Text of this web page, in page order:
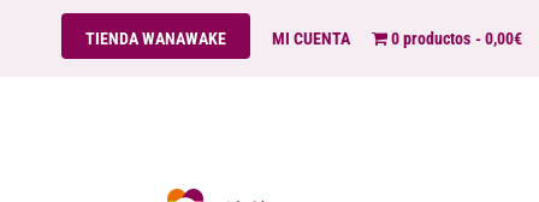
TIENDA WANAWAKE MI CUENTA 0 productos 0,00€